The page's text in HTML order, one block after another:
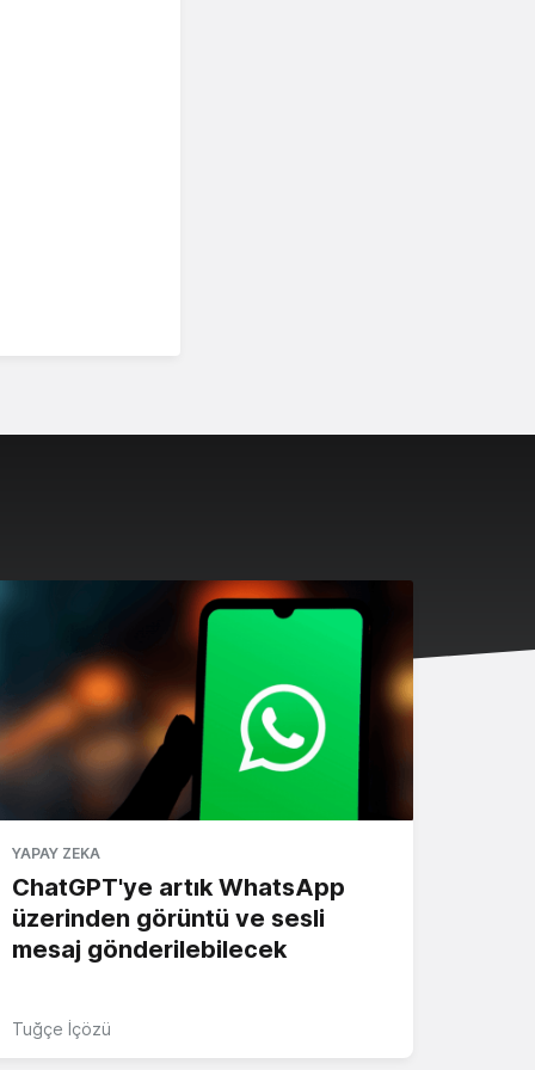
YAPAY ZEKA
ChatGPT'ye artık WhatsApp
üzerinden görüntü ve sesli
mesaj gönderilebilecek
Tuğçe İçözü